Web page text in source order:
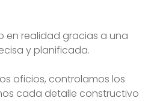
en realidad gracias a una
y planificada.
oficios, controlamos los
cada detalle constructivo